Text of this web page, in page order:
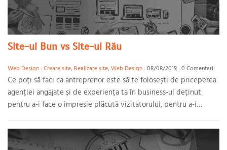
Site-ul Bun vs Site-ul Rău
Web Design : Creare site, Realizare site, Web Design : 08/08/2019 : 0 Comentarii
Ce poți să faci ca antreprenor este să te folosești de priceperea
agenției angajate și de experiența ta în business-ul deținut
pentru a-i face o impresie plăcută vizitatorului, pentru a-i